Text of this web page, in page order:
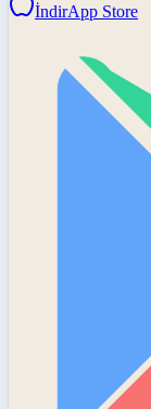
İndirApp Store